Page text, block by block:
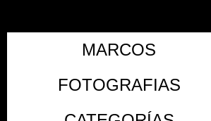
MARCOS
FOTOGRAFIAS